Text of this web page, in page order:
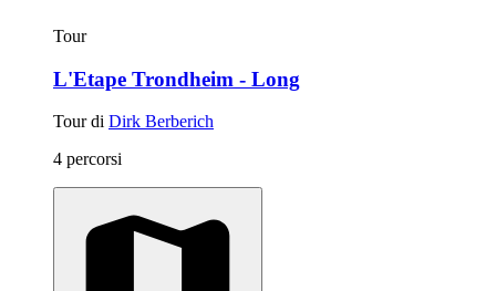
Tour
L'Etape Trondheim - Long
Tour di Dirk Berberich
4 percorsi